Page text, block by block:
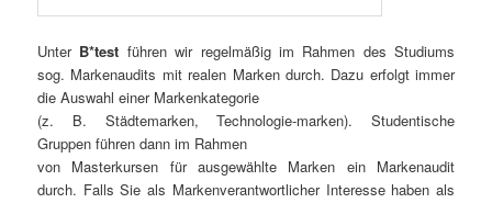
Unter B*test führen wir regelmäßig im Rahmen des Studiums
sog. Markenaudits mit realen Marken durch. Dazu erfolgt immer
die Auswahl einer Markenkategorie
(z. B. Städtemarken, Technologie-marken). Studentische
Gruppen führen dann im Rahmen
von Masterkursen für ausgewählte Marken ein Markenaudit
durch. Falls Sie als Markenverantwortlicher Interesse haben als